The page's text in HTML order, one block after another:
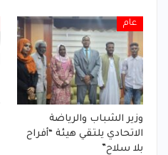
عام
وزير الشباب والرياضة
الاتحادي يلتقي هيئة “أفراح
بلا سلاح”